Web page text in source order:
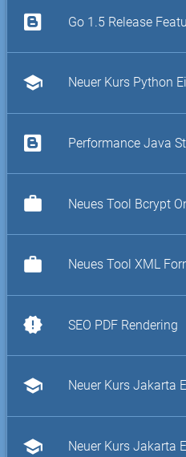
Go 1.5 Release
school Neuer Kurs Python
Performance Java
work Neues Tool Bcrypt
work Neues Tool XML
new_releases SEO PDF Rendering
school Neuer Kurs Jakarta
school Neuer Kurs Jakarta